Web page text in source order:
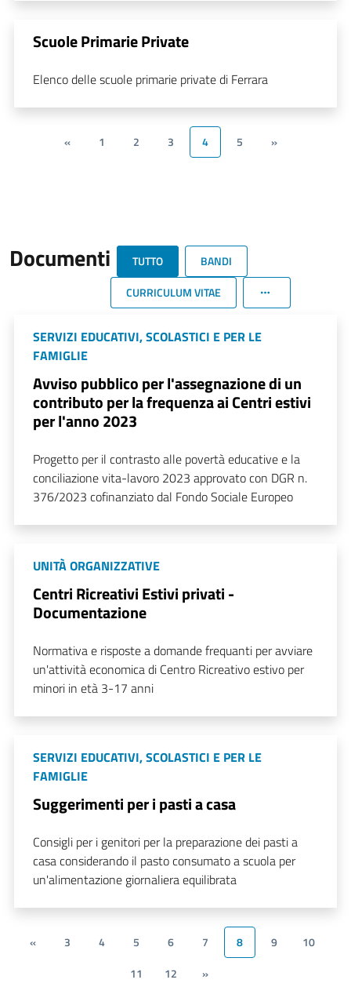
Scuole Primarie Private
Elenco delle scuole primarie private di Ferrara
« 1 2 3 4 5 »
Documenti TUTTO
BANDI
CURRICULUM VITAE
SERVIZI EDUCATIVI, SCOLASTICI E PER LE
FAMIGLIE
Avviso pubblico per l'assegnazione di un
contributo per la frequenza ai Centri estivi
per l'anno 2023
Progetto per il contrasto alle povertà educative e la
conciliazione vita-lavoro 2023 approvato con DGR n.
376/2023 cofinanziato dal Fondo Sociale Europeo
UNITÀ ORGANIZZATIVE
Centri Ricreativi Estivi privati -
Documentazione
Normativa e risposte a domande frequanti per avviare
un'attività economica di Centro Ricreativo estivo per
minori in età 3-17 anni
SERVIZI EDUCATIVI, SCOLASTICI E PER LE
FAMIGLIE
Suggerimenti per i pasti a casa
Consigli per i genitori per la preparazione dei pasti a
casa considerando il pasto consumato a scuola per
un'alimentazione giornaliera equilibrata
« 3 4 5 6 7 8 9
10
11
12 »